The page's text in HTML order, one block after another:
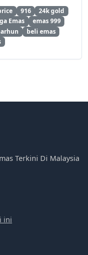
916
24k gold
Emas
emas 999
beli emas
Terkini Di Malaysia
ini